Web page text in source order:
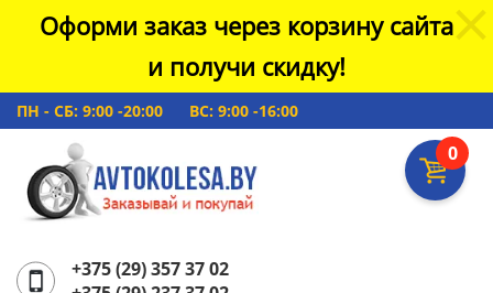
Оформи заказ через корзину сайта
и получи скидку!
ПН - СБ: 9:00 -20:00 ВС: 9:00 -16:00
0
+375 (29) 357 37 02